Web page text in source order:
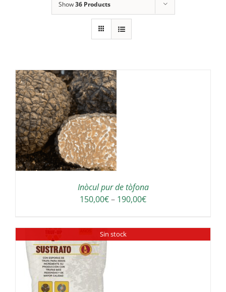
Show36 Products
Inòcul pur de tòfona
150,00€– 190,00€Interval
Sin stock